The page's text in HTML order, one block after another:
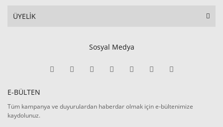
ÜYELİK
Sosyal Medya
E-BÜLTEN
Tüm kampanya ve duyurulardan haberdar olmak için e-bültenimize
kaydolunuz.